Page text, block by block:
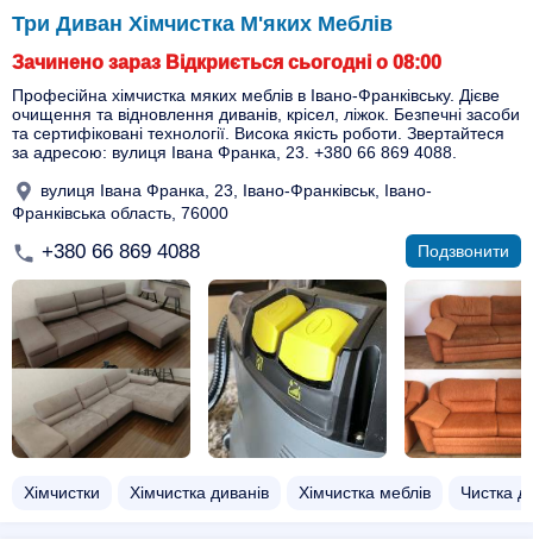
Три Диван Хімчистка М'яких Меблів
Зачинено зараз Відкриється сьогодні о 08:00
Професійна хімчистка мяких меблів в Івано-Франківську. Дієве
очищення та відновлення диванів, крісел, ліжок. Безпечні засоби
та сертифіковані технології. Висока якість роботи. Звертайтеся
за адресою: вулиця Івана Франка, 23. +380 66 869 4088.
вулиця Івана Франка, 23, Івано-Франківськ, Івано-
Франківська область, 76000
+380 66 869 4088 Подзвонити
Хімчистки Хімчистка диванів Хімчистка меблів Чистка